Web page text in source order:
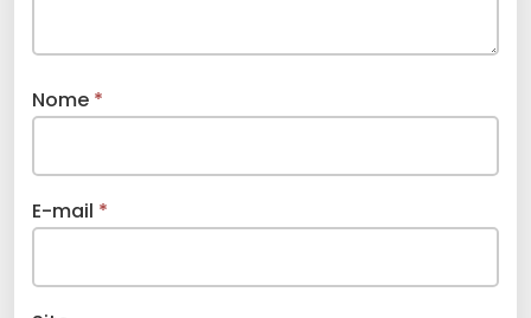
Nome *
E-mail *